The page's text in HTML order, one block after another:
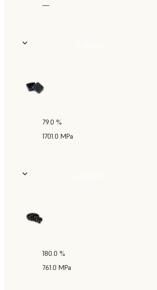
—
79.0 %
1701.0 MPa
180.0 %
761.0 MPa